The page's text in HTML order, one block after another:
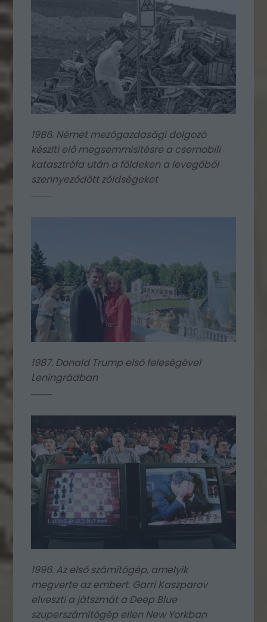
1986. Német mezőgazdasági dolgozó
készíti elő megsemmisítésre a csernobili
katasztrófa után a földeken a levegőből
szennyeződött zöldségeket
1987. Donald Trump első feleségével
Leningrádban
1996. Az első számítógép, amelyik
megverte az embert. Garri Kaszparov
elveszti a játszmát a Deep Blue
szuperszámítógép ellen New Yorkban